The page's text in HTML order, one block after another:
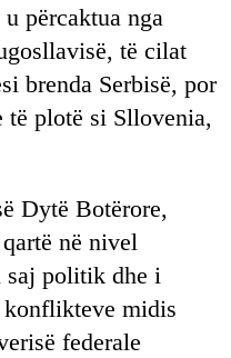
përcaktua nga
të cilat
brenda Serbisë, por
të plotë si Sllovenia,
Dytë Botërore,
në nivel
saj politik dhe i
midis
federale